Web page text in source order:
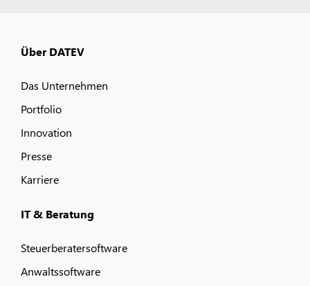
Über DATEV
Das Unternehmen
Portfolio
Innovation
Presse
Karriere
IT & Beratung
Steuerberatersoftware
Anwaltssoftware